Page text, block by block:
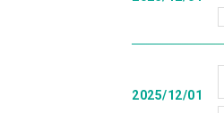
2025/12/01